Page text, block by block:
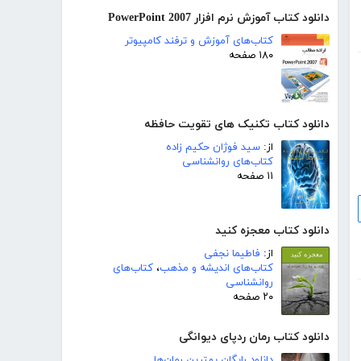
دانلود کتاب آموزش نرم افزار PowerPoint 2007
کتاب‌های آموزش و ترفند کامپیوتر
۱۸۰ صفحه
دانلود کتاب تکنیک های تقویت حافظه
از: سید فوژان حکیم زاده
کتاب‌های روانشناسی
۱۱ صفحه
دانلود کتاب معجزه کنید
از: فاطیما نجفی
کتاب‌های اندیشه و مذهب، کتاب‌های
روانشناسی
۲۰ صفحه
دانلود کتاب رمان ردپای دیوانگی